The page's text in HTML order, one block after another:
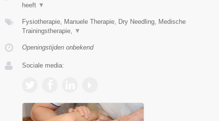
heeft ▼
Fysiotherapie, Manuele Therapie, Dry Needling, Medische
Trainingstherapie,
▼
Openingstijden onbekend
Sociale media: